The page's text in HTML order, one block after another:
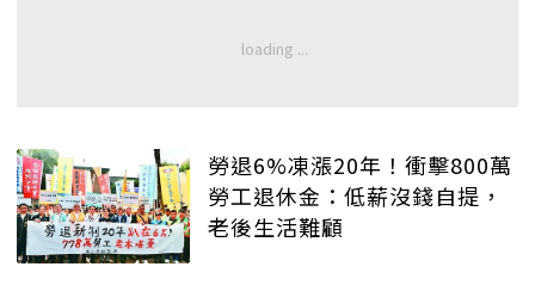
勞退6%凍漲20年！衝擊800萬
勞工退休金：低薪沒錢自提，
老後生活難顧